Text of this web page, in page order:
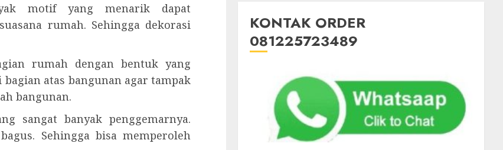
motif yang menarik dapat
rumah. Sehingga dekorasi
rumah dengan bentuk yang
atas bangunan agar tampak
bangunan.
sangat banyak penggemarnya.
Sehingga bisa memperoleh
KONTAK ORDER
081225723489